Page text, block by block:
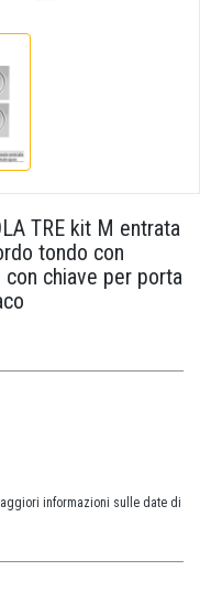
TRE kit M entrata
tondo con
chiave per porta
informazioni sulle date di